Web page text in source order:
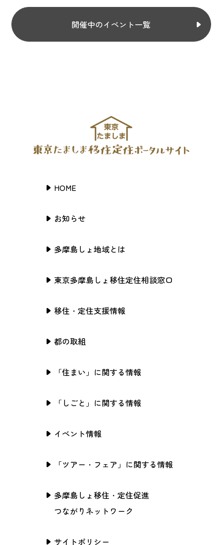
開催中のイベント一覧
HOME
お知らせ
多摩島しょ地域とは
東京多摩島しょ移住定住相談窓口
移住・定住支援情報
都の取組
「住まい」に関する情報
「しごと」に関する情報
イベント情報
「ツアー・フェア」に関する情報
多摩島しょ移住・定住促進
つながりネットワーク
サイトポリシー